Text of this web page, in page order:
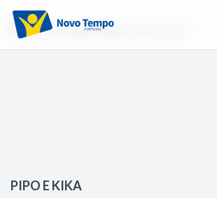
Início TV Pipo e Kika
PIPO E KIKA